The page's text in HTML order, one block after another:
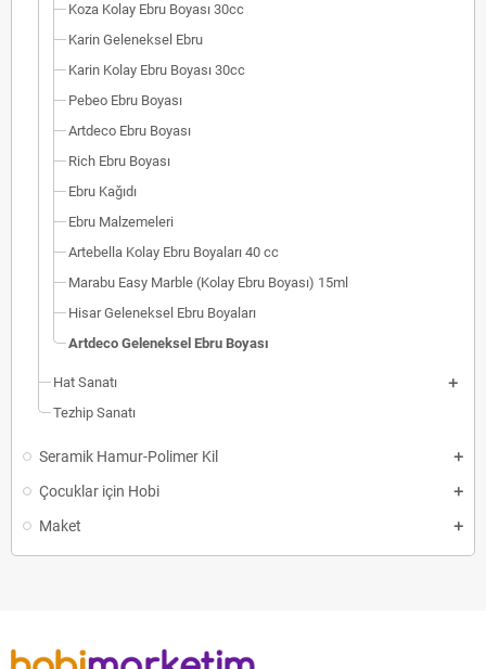
Koza Kolay Ebru Boyası 30cc
Karin Geleneksel Ebru
Karin Kolay Ebru Boyası 30cc
Pebeo Ebru Boyası
Artdeco Ebru Boyası
Rich Ebru Boyası
Ebru Kağıdı
Ebru Malzemeleri
Artebella Kolay Ebru Boyaları 40 cc
Marabu Easy Marble (Kolay Ebru Boyası) 15ml
Hisar Geleneksel Ebru Boyaları
Artdeco Geleneksel Ebru Boyası
Hat Sanatı
Tezhip Sanatı
Seramik Hamur-Polimer Kil
Çocuklar için Hobi
Maket